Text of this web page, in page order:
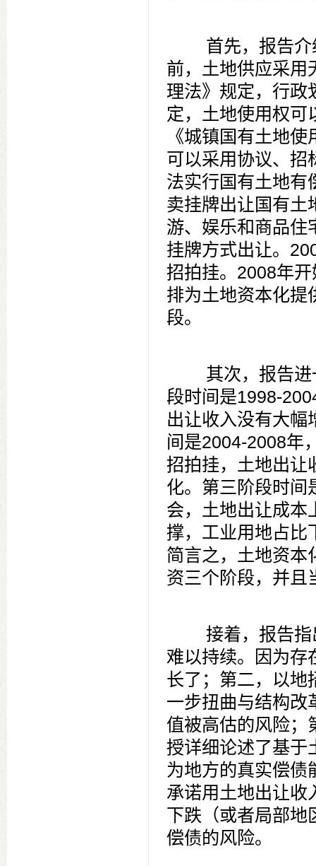
首先，报告介绍
前，土地供应采用
理法》规定，行政
定，土地使用权可
《城镇国有土地
可以采用协议、招
法实行国有土地有
卖挂牌出让国有土
游、娱乐和商品住
挂牌方式出让。
招拍挂。2008年
排为土地资本化提
段。
其次，报告进一
段时间是1998-
出让收入没有大幅
间是2004-2008年
招拍挂，土地出让
化。第三阶段时间
会，土地出让成本
撑，工业用地占比
简言之，土地资本
资三个阶段，并且
接着，报告指出
难以持续。因为存
长了；第二，以地
一步扭曲与结构改
值被高估的风险；
授详细论述了基于
为地方的真实偿债
承诺用土地出让收
下跌（或者局部地
偿债的风险。